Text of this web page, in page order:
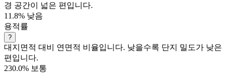
경 공간이 넓은 편입니다.
11.8% 낮음
용적률
?
대지면적 대비 연면적 비율입니다. 낮을수록 단지 밀도가 낮은
편입니다.
230.0% 보통